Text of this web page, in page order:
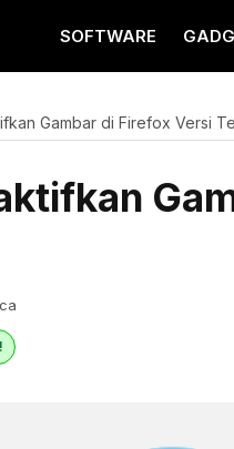
SOFTWARE
Gambar di Firefox Versi